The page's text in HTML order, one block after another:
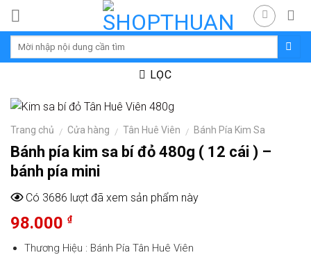
Skip
content
LỌC
Trang chủ / Cửa hàng / Tân Huê Viên / Bánh Pía Kim Sa
Bánh pía kim sa bí đỏ 480g ( 12 cái ) –
bánh pía mini
Có 3686 lượt đã xem sản phẩm này
98.000 ₫
Thương Hiệu : Bánh Pía Tân Huê Viên